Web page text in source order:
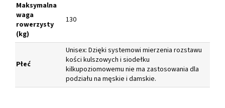
Maksymalna
waga
rowerzysty
(kg)
130
Płeć
Unisex: Dzięki systemowi mierzenia rozstawu
kości kulszowych i siodełku
kilkupoziomowemu nie ma zastosowania dla
podziału na męskie i damskie.